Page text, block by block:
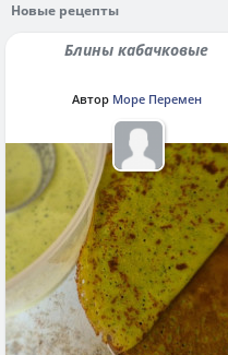
Новые рецепты
Блины кабачковые
Автор Море Перемен